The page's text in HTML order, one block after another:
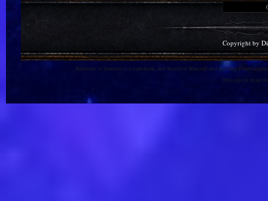
Copyright by
Warlords of Draenor is a trademark, and World of Warcraft and Blizzard
This site is in no